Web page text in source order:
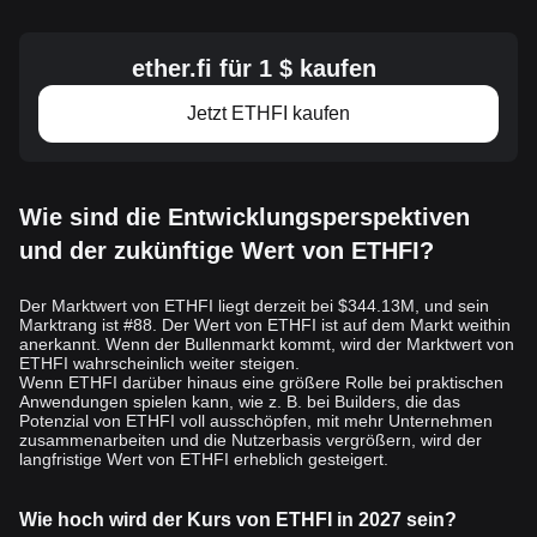
allgemeine Stimmung gegenüber der Blockchain-Technologie
spielen eine entscheidende Rolle bei der Gestaltung der
Nachfrage. Kryptowährungsanalysen und -diagramme geben oft
Einblicke in die Performance von Etherfi und bieten
Kryptowährungen, einschließlich der Art und Weise, wie Etherfi in
bestehende und neu entstehende DeFi-Plattformen integriert
wird, erhebliche Auswirkungen auf die Nachfrage. Da das
Ökosystem um Etherfi wächst, angetrieben durch seine
einzigartigen Beiträge zum Ethereum-Staking und zur Liquidität,
wird erwartet, dass sein Wert den zunehmenden Nutzen und die
Akzeptanz innerhalb der breiteren Kryptowährungsgemeinschaft
widerspiegelt.
Die Marktvolatilität, die durch die Regulierung von
Kryptowährungen, Sicherheitsbedenken und die neuesten
Entwicklungen im Blockchain-Sektor bestimmt wird, wirkt sich
Faktoren genau durch Kryptowährungsnachrichten und Analysen,
ether.fi für 1 $ kaufen
Jetzt ETHFI kaufen
Wie sind die Entwicklungsperspektiven
und der zukünftige Wert von ETHFI?
Der Marktwert von ETHFI liegt derzeit bei $344.13M, und sein
Marktrang ist #88. Der Wert von ETHFI ist auf dem Markt weithin
anerkannt. Wenn der Bullenmarkt kommt, wird der Marktwert von
ETHFI wahrscheinlich weiter steigen.
Wenn ETHFI darüber hinaus eine größere Rolle bei praktischen
Anwendungen spielen kann, wie z. B. bei Builders, die das
Potenzial von ETHFI voll ausschöpfen, mit mehr Unternehmen
zusammenarbeiten und die Nutzerbasis vergrößern, wird der
langfristige Wert von ETHFI erheblich gesteigert.
Wie hoch wird der Kurs von ETHFI in 2027 sein?